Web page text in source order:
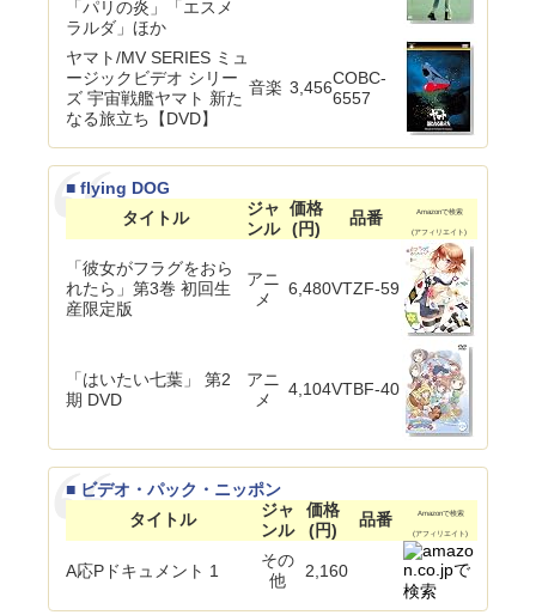
「パリの炎」「エスメ
ラルダ」ほか
ヤマト/MV SERIES ミュ
ージックビデオ シリー
ズ 宇宙戦艦ヤマト 新た
なる旅立ち【DVD】
音楽 3,456COBC-
6557
■ flying DOG
タイトル
ジャ
ンル
価格
(円)
品番 Amazonで検索
(アフィリエイト)
「彼女がフラグをおら
れたら」第3巻 初回生
産限定版
アニ
メ
6,480VTZF-59
「はいたい七葉」 第2
期 DVD
アニ
メ
4,104VTBF-40
■ ビデオ・パック・ニッポン
タイトル
ジャ
ンル
価格
(円)
品番 Amazonで検索
(アフィリエイト)
A応Pドキュメント 1
その
他
2,160